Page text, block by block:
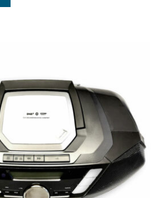
tragbar Philips
AZB798T12